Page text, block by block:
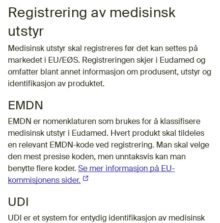
Registrering av medisinsk
utstyr
Medisinsk utstyr skal registreres før det kan settes på
markedet i EU/EØS. Registreringen skjer i Eudamed og
omfatter blant annet informasjon om produsent, utstyr og
identifikasjon av produktet.
EMDN
EMDN er nomenklaturen som brukes for å klassifisere
medisinsk utstyr i Eudamed. Hvert produkt skal tildeles
en relevant EMDN-kode ved registrering. Man skal velge
den mest presise koden, men unntaksvis kan man
benytte flere koder. Se mer informasjon på EU-
kommisjonens sider. (Ekstern lenke)
UDI
UDI er et system for entydig identifikasjon av medisinsk